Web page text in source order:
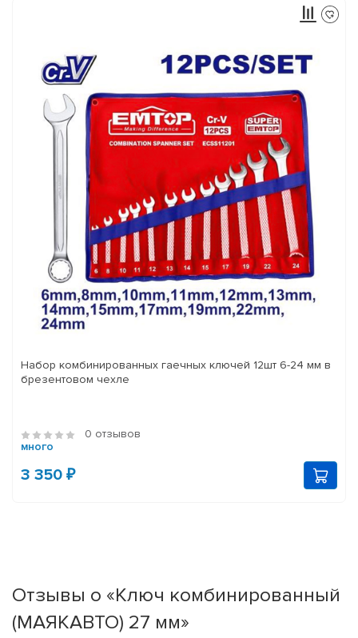
Набор комбинированных гаечных ключей 12шт 6-24 мм в
брезентовом чехле
0 отзывов
много
3 350 ₽
Отзывы о «Ключ комбинированный
(МАЯКАВТО) 27 мм»